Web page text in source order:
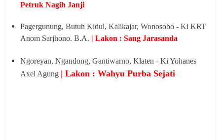
Petruk Nagih Janji
Pagergunung, Butuh Kidul, Kalikajar, Wonosobo - Ki KRT
Anom Sarjhono. B.A. | Lakon : Sang Jarasanda
Ngoreyan, Ngandong, Gantiwarno, Klaten - Ki Yohanes
Axel Agung | Lakon : Wahyu Purba Sejati